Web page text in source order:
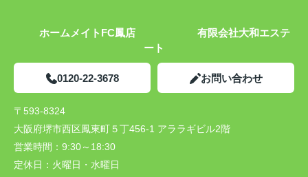
ホームメイトFC鳳店 有限会社大和エステ
ート
0120-22-3678 お問い合わせ
〒593-8324
大阪府堺市西区鳳東町５丁456-1 アララギビル2階
営業時間： 9:30～18:30
定休日： 火曜日・水曜日